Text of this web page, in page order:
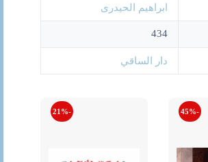
ابراهيم الحيدرى
434
دار الساقي
-45%
-21%